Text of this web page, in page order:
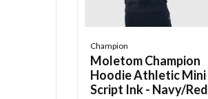
Champion
Moletom Champion
Hoodie Athletic Mini
Script Ink - Navy/Red